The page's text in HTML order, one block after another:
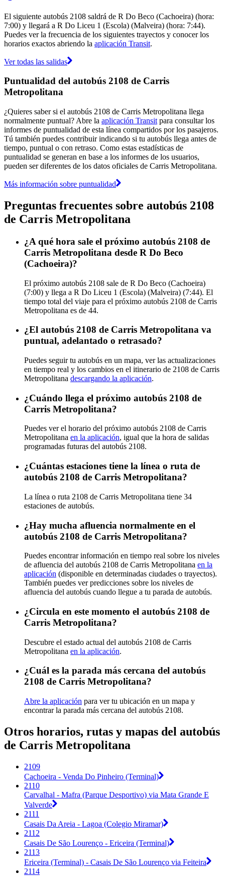
El siguiente autobús 2108 saldrá de R Do Beco (Cachoeira) (hora:
7:00) y llegará a R Do Liceu 1 (Escola) (Malveira) (hora: 7:44).
Puedes ver la frecuencia de los siguientes trayectos y conocer los
horarios exactos abriendo la aplicación Transit.
Ver todas las salidas
Puntualidad del autobús 2108 de Carris
Metropolitana
¿Quieres saber si el autobús 2108 de Carris Metropolitana llega
normalmente puntual? Abre la aplicación Transit para consultar los
informes de puntualidad de esta línea compartidos por los pasajeros.
Tú también puedes contribuir indicando si tu autobús llega antes de
tiempo, puntual o con retraso. Como estas estadísticas de
puntualidad se generan en base a los informes de los usuarios,
pueden ser diferentes de los datos oficiales de Carris Metropolitana.
Más información sobre puntualidad
Preguntas frecuentes sobre autobús 2108
de Carris Metropolitana
¿A qué hora sale el próximo autobús 2108 de
Carris Metropolitana desde R Do Beco
(Cachoeira)?
El próximo autobús 2108 sale de R Do Beco (Cachoeira)
(7:00) y llega a R Do Liceu 1 (Escola) (Malveira) (7:44). El
tiempo total del viaje para el próximo autobús 2108 de Carris
Metropolitana es de 44.
¿El autobús 2108 de Carris Metropolitana va
puntual, adelantado o retrasado?
Puedes seguir tu autobús en un mapa, ver las actualizaciones
en tiempo real y los cambios en el itinerario de 2108 de Carris
Metropolitana descargando la aplicación.
¿Cuándo llega el próximo autobús 2108 de
Carris Metropolitana?
Puedes ver el horario del próximo autobús 2108 de Carris
Metropolitana en la aplicación, igual que la hora de salidas
programadas futuras del autobús 2108.
¿Cuántas estaciones tiene la línea o ruta de
autobús 2108 de Carris Metropolitana?
La línea o ruta 2108 de Carris Metropolitana tiene 34
estaciones de autobús.
¿Hay mucha afluencia normalmente en el
autobús 2108 de Carris Metropolitana?
Puedes encontrar información en tiempo real sobre los niveles
de afluencia del autobús 2108 de Carris Metropolitana en la
aplicación (disponible en determinadas ciudades o trayectos).
También puedes ver predicciones sobre los niveles de
afluencia del autobús cuando llegue a tu parada de autobús.
¿Circula en este momento el autobús 2108 de
Carris Metropolitana?
Descubre el estado actual del autobús 2108 de Carris
Metropolitana en la aplicación.
¿Cuál es la parada más cercana del autobús
2108 de Carris Metropolitana?
Abre la aplicación para ver tu ubicación en un mapa y
encontrar la parada más cercana del autobús 2108.
Otros horarios, rutas y mapas del autobús
de Carris Metropolitana
2109
Cachoeira - Venda Do Pinheiro (Terminal)
2110
Carvalhal - Mafra (Parque Desportivo) via Mata Grande E
Valverde
2111
Casais Da Areia - Lagoa (Colegio Miramar)
2112
Casais De São Lourenço - Ericeira (Terminal)
2113
Ericeira (Terminal) - Casais De São Lourenço via Feiteira
2114